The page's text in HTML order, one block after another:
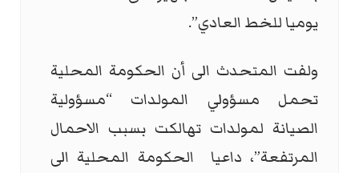
يوميا للخط العادي”.
ولفت المتحدث الى أن الحكومة المحلية
تحمل مسؤولي المولدات “مسؤولية
الصيانة لمولدات تهالكت بسبب الاحمال
المرتفعة”، داعيا الحكومة المحلية الى